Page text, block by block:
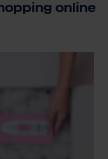
online